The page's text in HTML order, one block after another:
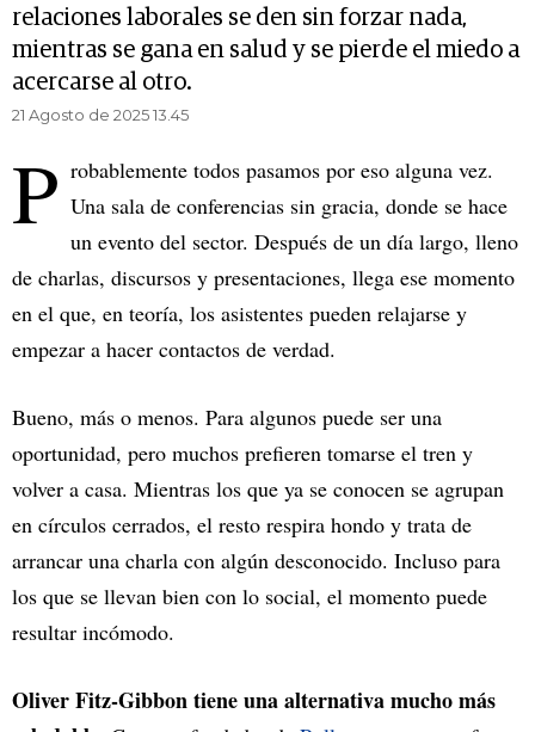
relaciones laborales se den sin forzar nada,
mientras se gana en salud y se pierde el miedo a
acercarse al otro.
21 Agosto de 2025 13.45
P robablemente todos pasamos por eso alguna vez.
Una sala de conferencias sin gracia, donde se hace
un evento del sector. Después de un día largo, lleno
de charlas, discursos y presentaciones, llega ese momento
en el que, en teoría, los asistentes pueden relajarse y
empezar a hacer contactos de verdad.
Bueno, más o menos. Para algunos puede ser una
oportunidad, pero muchos prefieren tomarse el tren y
volver a casa. Mientras los que ya se conocen se agrupan
en círculos cerrados, el resto respira hondo y trata de
arrancar una charla con algún desconocido. Incluso para
los que se llevan bien con lo social, el momento puede
resultar incómodo.
Oliver Fitz-Gibbon tiene una alternativa mucho más